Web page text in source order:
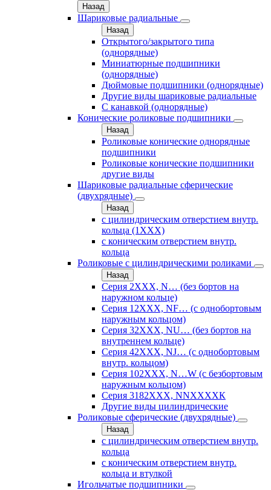
Назад
Шариковые радиальные
Назад
Открытого/закрытого типа
(однорядные)
Миниатюрные подшипники
(однорядные)
Дюймовые подшипники (однорядные)
Другие виды шариковые радиальные
С канавкой (однорядные)
Конические роликовые подшипники
Назад
Роликовые конические однорядные
подшипники
Роликовые конические подшипники
другие виды
Шариковые радиальные сферические
(двухрядные)
Назад
с цилиндрическим отверстием внутр.
кольца (1ХХХ)
с коническим отверстием внутр.
кольца
Роликовые с цилиндрическими роликами
Назад
Серия 2ХХХ, N… (без бортов на
наружном кольце)
Серия 12ХХХ, NF… (с однобортовым
наружным кольцом)
Серия 32ХХХ, NU… (без бортов на
внутреннем кольце)
Серия 42ХХХ, NJ… (с однобортовым
внутр. кольцом)
Серия 102ХХХ, N…W (с безбортовым
наружным кольцом)
Серия 3182ХХХ, NNХХХХК
Другие виды цилиндрические
Роликовые сферические (двухрядные)
Назад
с цилиндрическим отверстием внутр.
кольца
с коническим отверстием внутр.
кольца и втулкой
Игольчатые подшипники